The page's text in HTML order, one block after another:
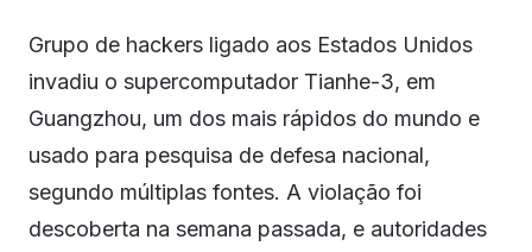
Grupo de hackers ligado aos Estados Unidos
invadiu o supercomputador Tianhe-3, em
Guangzhou, um dos mais rápidos do mundo e
usado para pesquisa de defesa nacional,
segundo múltiplas fontes. A violação foi
descoberta na semana passada, e autoridades